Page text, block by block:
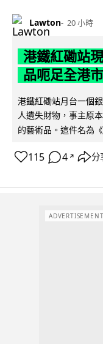
Lawton 20 小時
港鐵紅磡站
品呃足全港
港鐵紅磡站月台一個
人遺失財物，事主原
的藝術品。這件名為
115 4 ↗ 分
ADVERTISEMENT